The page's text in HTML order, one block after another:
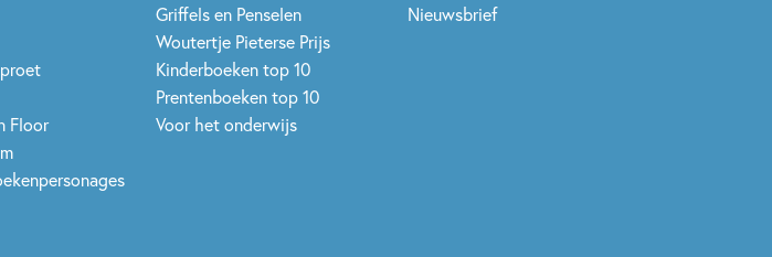
Floor
Griffels en Penselen
Woutertje Pieterse Prijs
Kinderboeken top 10
Prentenboeken top 10
Voor het onderwijs
Nieuwsbrief